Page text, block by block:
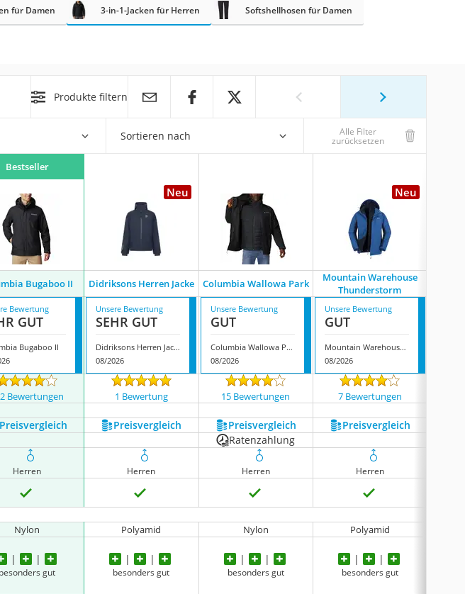
für Damen 3-in-1-Jacken für Herren Softshellhosen für Damen
Produkte filtern
Sortieren nach Alle Filter
zurücksetzen
Bestseller
Neu Neu
Bugaboo II Didriksons Herren Jacke Columbia Wallowa Park
Mountain Warehouse
Thunderstorm
Bewertung
GUT
Bugaboo II
Unsere Bewertung
SEHR GUT
Didriksons Herren Jacke
08/2026
Unsere Bewertung
GUT
Columbia Wallowa Park
08/2026
Unsere Bewertung
GUT
Mountain Warehouse Thunderstorm
08/2026
Bewertungen 1 Bewertung 15 Bewertungen 7 Bewertungen
Preis­vergleich Preis­vergleich Preis­vergleich Preis­vergleich
Ratenzahlung
Herren Herren Herren Herren
Nylon Polyamid Nylon Polyamid
besonders gut besonders gut besonders gut besonders gut